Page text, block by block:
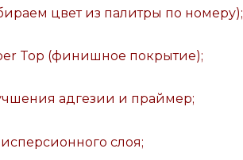
цвет из палитры по номеру);
Top (финишное покрытие);
адгезии и праймер;
слоя;